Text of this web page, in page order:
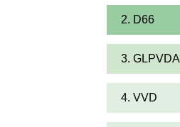
2. D66
3. GLPVDA
4. VVD